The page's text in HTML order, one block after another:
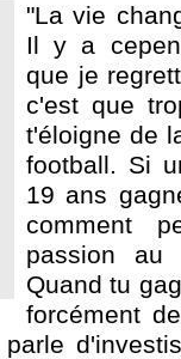
"La vie
Il y a
que je
c'est que
t'éloigne de
football. Si
19 ans
comment
passion au
Quand tu
forcément